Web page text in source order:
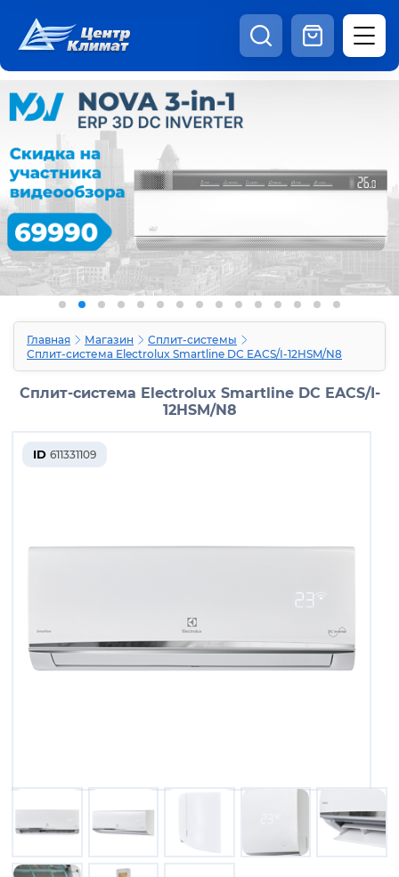
Каталог
Статьи
Наши работы Отзывы
Доставка и оплата Оферта
Контакты
8:00 - 20:00 Шоурум
Главная Магазин
Сплит-системы
Сплит-система Electrolux Smartline DC EACS/I-12HSM/N8
Сплит-система Electrolux Smartline DC EACS/I-
12HSM/N8
ID 611331109